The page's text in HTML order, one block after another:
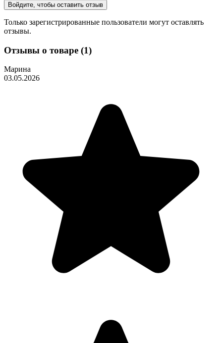
Войдите, чтобы оставить отзыв
Только зарегистрированные пользователи могут оставлять
отзывы.
Отзывы о товаре (1)
Марина
03.05.2026